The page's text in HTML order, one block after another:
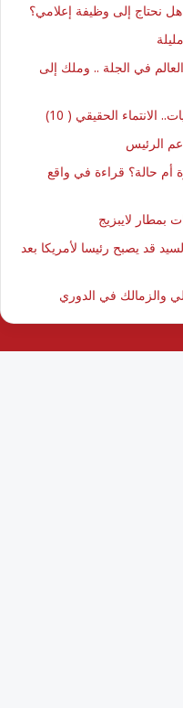
في الجلة .. وملك إلى
الرئيس
حالة؟ قراءة في واقع
لايبزيج
قد يصبح رئيسا لأمريكا بعد
والزمالك في الدوري